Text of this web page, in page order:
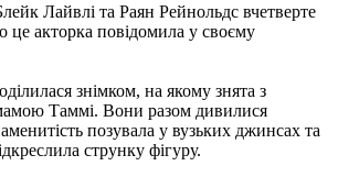
Лайвлі та Раян Рейнольдс вчетверте
це акторка повідомила у своєму
знімком, на якому знята з
Таммі. Вони разом дивилися
позувала у вузьких джинсах та
струнку фігуру.